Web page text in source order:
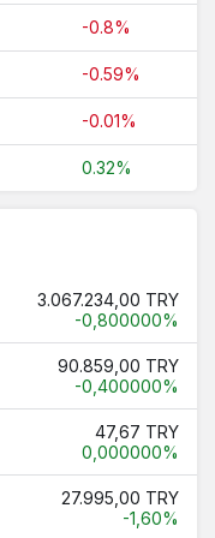
-0.8%
-0.59%
-0.01%
0.32%
3.067.234,00 TRY
-0,800000%
90.859,00 TRY
-0,400000%
47,67 TRY
0,000000%
27.995,00 TRY
-1,60%